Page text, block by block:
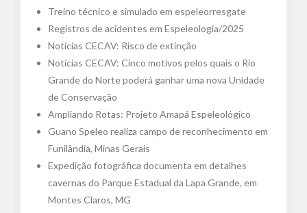
Treino técnico e simulado em espeleorresgate
Registros de acidentes em Espeleologia/2025
Notícias CECAV: Risco de extinção
Notícias CECAV: Cinco motivos pelos quais o Rio
Grande do Norte poderá ganhar uma nova Unidade
de Conservação
Ampliando Rotas: Projeto Amapá Espeleológico
Guano Speleo realiza campo de reconhecimento em
Funilândia, Minas Gerais
Expedição fotográfica documenta em detalhes
cavernas do Parque Estadual da Lapa Grande, em
Montes Claros, MG